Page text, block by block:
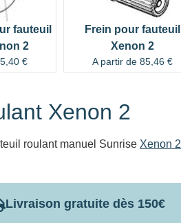
fauteuil
2
€
Frein pour fauteuil
Xenon 2
A partir de85,46€
Xenon 2
roulant manuel Sunrise Xenon 2
Livraison gratuite dès 150€